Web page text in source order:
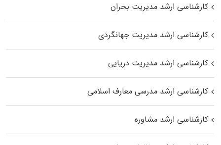
کارشناسی ارشد مدیریت بحران
کارشناسی ارشد مدیریت جهانگردی
کارشناسی ارشد مدیریت دریایی
کارشناسی ارشد مدرسی معارف اسلامی
کارشناسی ارشد مشاوره